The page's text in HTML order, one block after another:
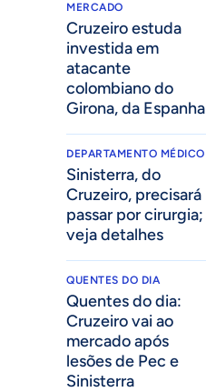
MERCADO
Cruzeiro estuda
investida em
atacante
colombiano do
Girona, da Espanha
DEPARTAMENTO MÉDICO
Sinisterra, do
Cruzeiro, precisará
passar por cirurgia;
veja detalhes
QUENTES DO DIA
Quentes do dia:
Cruzeiro vai ao
mercado após
lesões de Pec e
Sinisterra